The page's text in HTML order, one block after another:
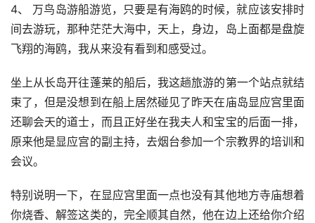
4、 万鸟岛游船游览，只要是有海鸥的时候，就应该安排时
间去游玩，那种茫茫大海中，天上，身边，岛上面都是盘旋
飞翔的海鸥，我从来没有看到和感受过。
坐上从长岛开往蓬莱的船后，我这趟旅游的第一个站点就结
束了，但是没想到在船上居然碰见了昨天在庙岛显应宫里面
还聊会天的道士，而且正好坐在我夫人和宝宝的后面一排，
原来他是显应宫的副主持，去烟台参加一个宗教界的培训和
会议。
特别说明一下，在显应宫里面一点也没有其他地方寺庙想着
你烧香、解签这类的，完全顺其自然，他在边上还给你介绍